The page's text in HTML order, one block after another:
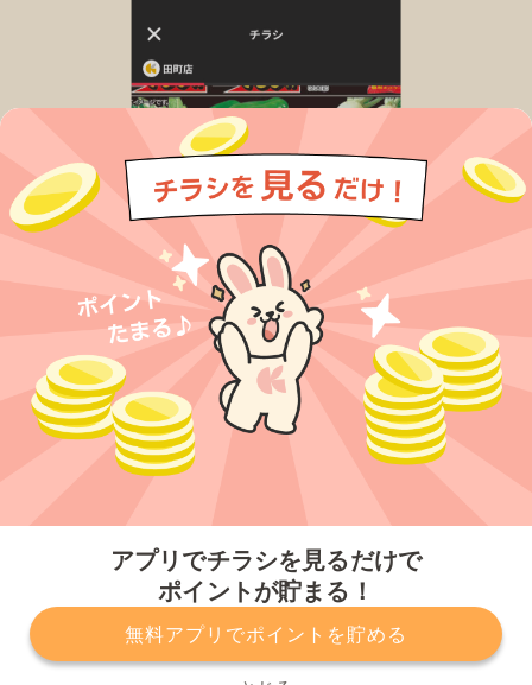
アプリでチラシを見るだけで
ポイントが貯まる！
無料アプリでポイントを貯める
プライバシーポリシー 利用規約
運営会社